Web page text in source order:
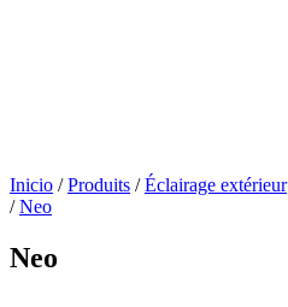
Inicio / Produits / Éclairage extérieur
/ Neo
Neo